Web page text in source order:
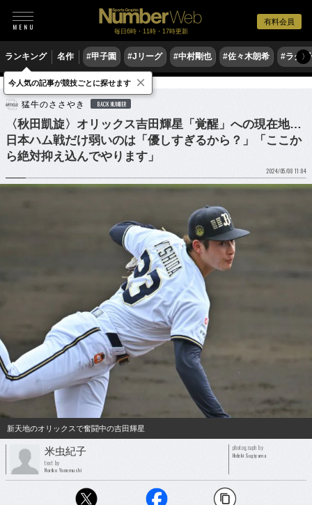
有料会員
毎日6時・11時・17時更新
ランキング 名作 #甲子園 #Jリーグ #中村剛也 #佐々木朗希 #ラグ〉
野球 プロ野球
猛牛のささやき BACK NUMBER
〈秋田凱旋〉オリックス吉田輝星「覚醒」への現在地…
日本ハム戦だけ弱いのは「優しすぎるから？」「ここか
ら絶対抑え込んでやります」
2024/05/08 11:04
新天地のオリックスで奮闘中の吉田輝星
米虫紀子
text by
Noriko Yonemushi
photograph by
Hideki Sugiyama
今人気の記事が競技ごとに探せます ×